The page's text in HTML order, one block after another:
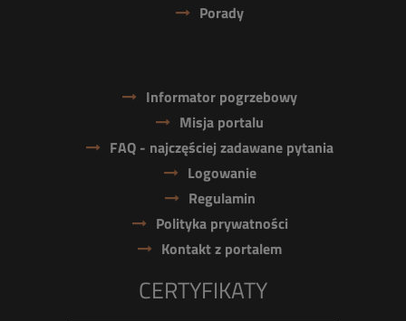
Porady
Informator pogrzebowy
Misja portalu
FAQ - najczęściej zadawane pytania
Logowanie
Regulamin
Polityka prywatności
Kontakt z portalem
CERTYFIKATY